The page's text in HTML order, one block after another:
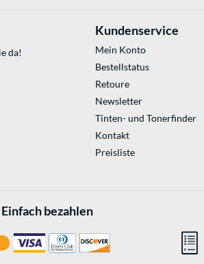
da!
Kundenservice
Mein Konto
Bestellstatus
Retoure
Newsletter
Tinten- und Tonerfinder
Kontakt
Preisliste
Einfach bezahlen